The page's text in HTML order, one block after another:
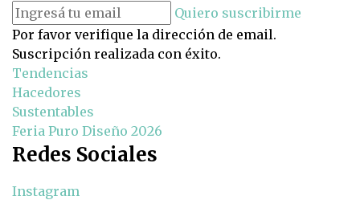
Quiero suscribirme
Por favor verifique la dirección de email.
Suscripción realizada con éxito.
Tendencias
Hacedores
Sustentables
Feria Puro Diseño 2026
Redes Sociales
Instagram